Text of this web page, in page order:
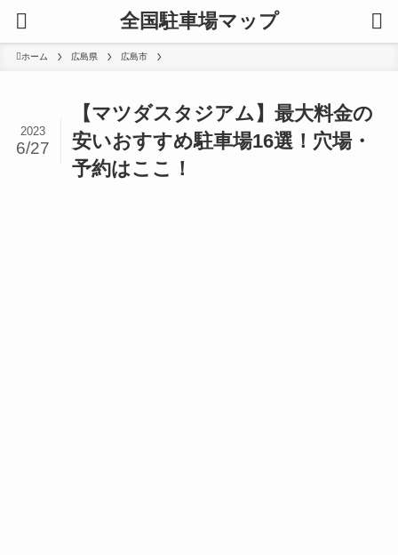
全国駐車場マップ
ホーム 広島県 広島市
【マツダスタジアム】最大料金の
安いおすすめ駐車場16選！穴場・
予約はここ！
2023
6/27